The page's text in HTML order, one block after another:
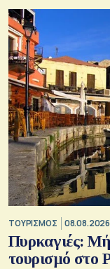
ΤΟΥΡΙΣΜΟΣ
Πυρκαγιές:
τουρισμό στο